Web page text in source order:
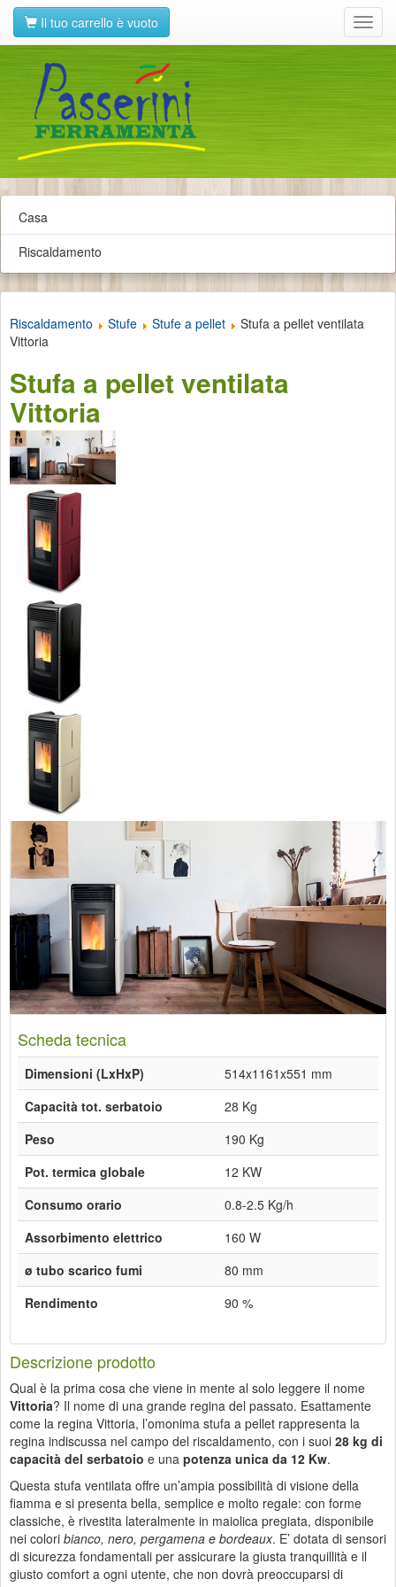
Il tuo carrello è vuoto
Casa
Riscaldamento
Riscaldamento Stufe Stufe a pellet
Stufa a pellet ventilata
Vittoria
Stufa a pellet ventilata
Vittoria
Scheda tecnica
Dimensioni (LxHxP)
514x1161x551 mm
Capacità tot. serbatoio
28 Kg
Peso
190 Kg
Pot. termica globale
12 KW
Consumo orario
0.8-2.5 Kg/h
Assorbimento elettrico
160 W
ø tubo scarico fumi
80 mm
Rendimento
90 %
Descrizione prodotto
Qual è la prima cosa che viene in mente al solo leggere il nome
Vittoria? Il nome di una grande regina del passato. Esattamente
come la regina Vittoria, l’omonima stufa a pellet rappresenta la
regina indiscussa nel campo del riscaldamento, con i suoi 28 kg di
capacità del serbatoio e una potenza unica da 12 Kw.
Questa stufa ventilata offre un’ampia possibilità di visione della
fiamma e si presenta bella, semplice e molto regale: con forme
classiche, è rivestita lateralmente in maiolica pregiata, disponibile
nei colori bianco, nero, pergamena e bordeaux. E’ dotata di sensori
di sicurezza fondamentali per assicurare la giusta tranquillità e il
giusto comfort a ogni utente, che non dovrà preoccuparsi di